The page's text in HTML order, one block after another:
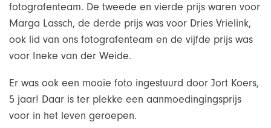
fotografenteam. De tweede en vierde prijs waren voor
Marga Lassch, de derde prijs was voor Dries Vrielink,
ook lid van ons fotografenteam en de vijfde prijs was
voor Ineke van der Weide.
Er was ook een mooie foto ingestuurd door Jort Koers,
5 jaar! Daar is ter plekke een aanmoedingingsprijs
voor in het leven geroepen.